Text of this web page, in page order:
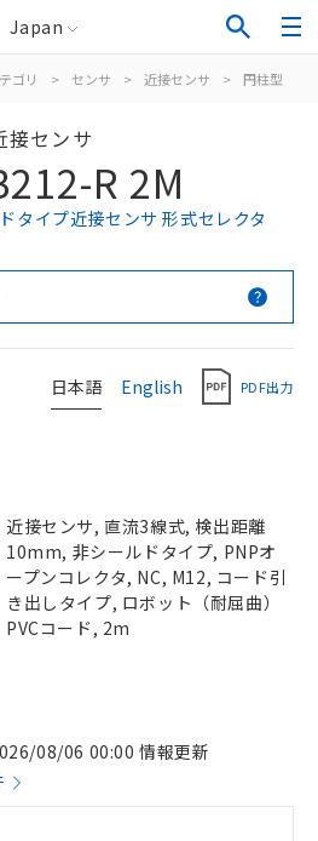
Japan
ゴリ > センサ > 近接センサ > 円柱型
接センサ
R 2M
タイプ近接センサ 形式セレクタ
日本語 English PDF出力
近接センサ, 直流3線式, 検出距離
10mm, 非シールドタイプ, PNPオ
ープンコレクタ, NC, M12, コード引
き出しタイプ, ロボット（耐屈曲）
PVCコード, 2m
08/06 00:00 情報更新